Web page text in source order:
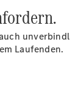
Laufenden.